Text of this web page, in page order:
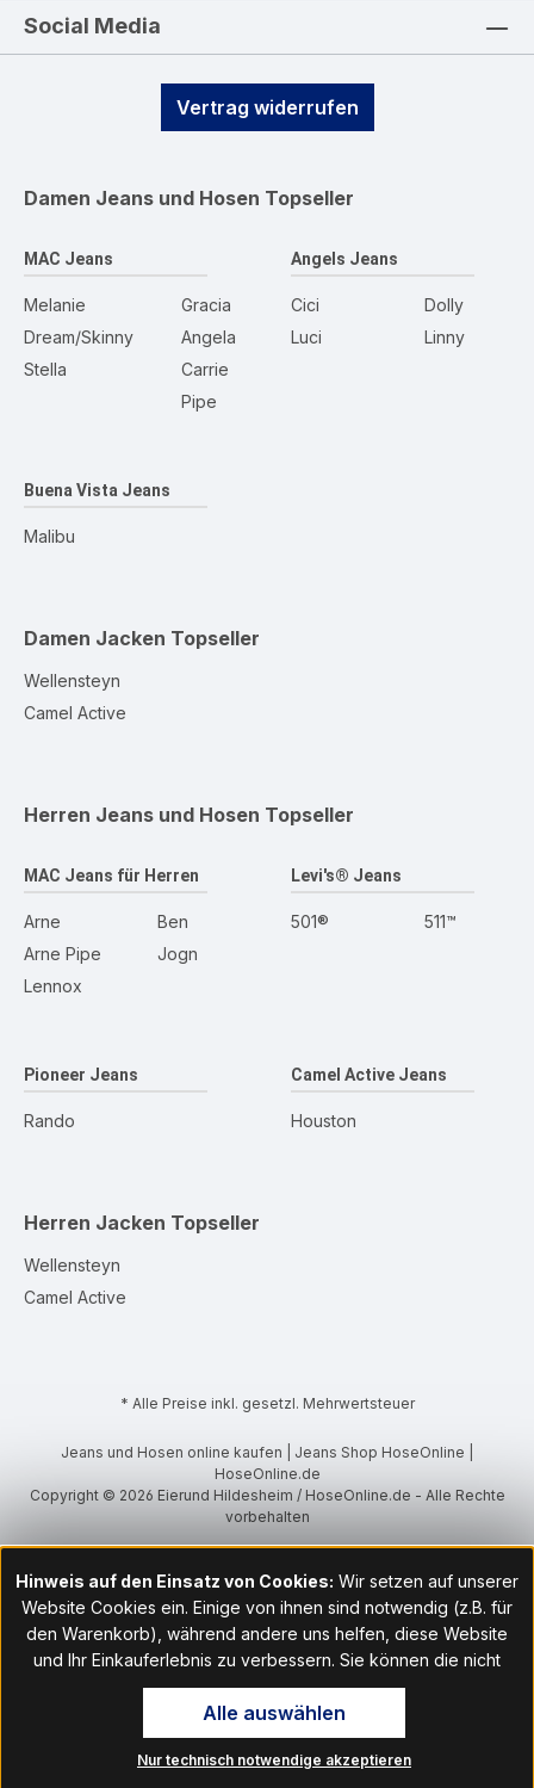
Social Media
Vertrag widerrufen
Damen Jeans und Hosen Topseller
MAC Jeans
Melanie
Dream/Skinny
Stella
Gracia
Angela
Carrie
Pipe
Angels Jeans
Cici
Luci
Dolly
Linny
Buena Vista Jeans
Malibu
Damen Jacken Topseller
Wellensteyn
Camel Active
Herren Jeans und Hosen Topseller
MAC Jeans für Herren
Arne
Arne Pipe
Lennox
Ben
Jogn
Levi's® Jeans
501® 511™
Pioneer Jeans
Rando
Camel Active Jeans
Houston
Herren Jacken Topseller
Wellensteyn
Camel Active
* Alle Preise inkl. gesetzl. Mehrwertsteuer
Jeans und Hosen online kaufen | Jeans Shop HoseOnline |
HoseOnline.de
Copyright © 2026 Eierund Hildesheim / HoseOnline.de - Alle Rechte
vorbehalten
Hinweis auf den Einsatz von Cookies: Wir setzen auf unserer
Website Cookies ein. Einige von ihnen sind notwendig (z.B. für
den Warenkorb), während andere uns helfen, diese Website
und Ihr Einkauferlebnis zu verbessern. Sie können die nicht
notwendigen Cookies mit Klick auf „OK“ akzeptieren oder per
Klick auf "Nur technisch notwendige akzeptieren" ablehnen. Den
Zugang zu den Cookie-Einstellungen finden Sie im Fußbereich
unserer Website im Menüpunkt „Informationen“. Dort können Sie
Nur technisch notwendige akzeptieren
Alle auswählen